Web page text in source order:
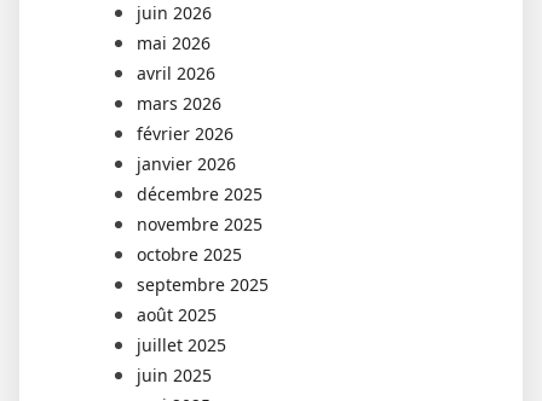
juin 2026
mai 2026
avril 2026
mars 2026
février 2026
janvier 2026
décembre 2025
novembre 2025
octobre 2025
septembre 2025
août 2025
juillet 2025
juin 2025